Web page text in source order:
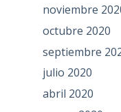
noviembre
octubre 2020
septiembre
julio 2020
abril 2020